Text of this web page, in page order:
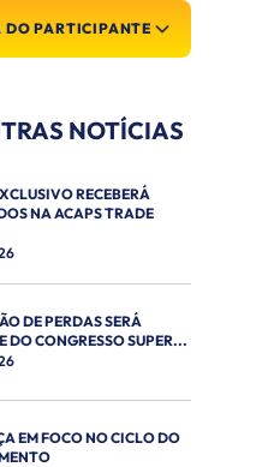
DO PARTICIPANTE
NOTÍCIAS
RECEBERÁ
NA ACAPS TRADE
DE PERDAS SERÁ
DO CONGRESSO SUPER...
EM FOCO NO CICLO DO